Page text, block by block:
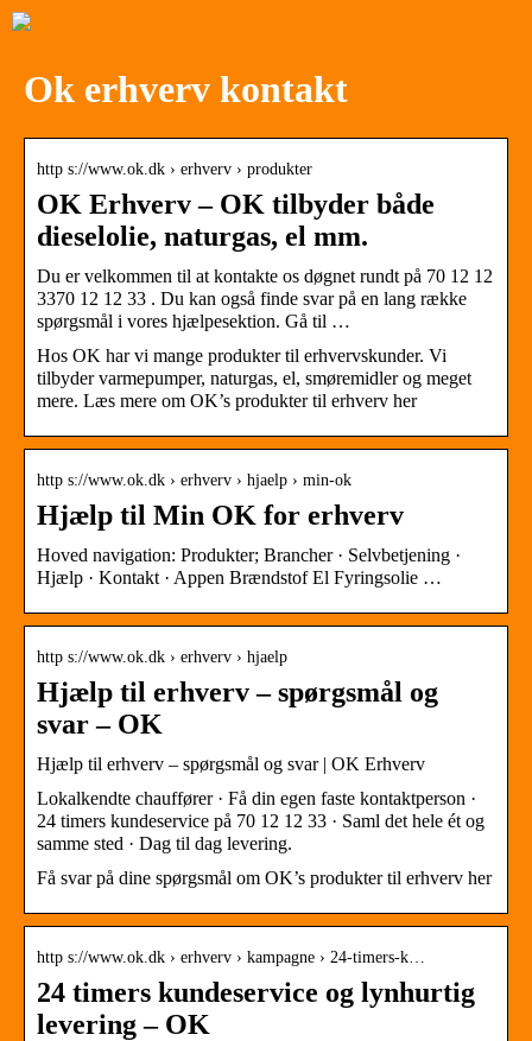
Ok erhverv kontakt
http s://www.ok.dk › erhverv › produkter
OK Erhverv – OK tilbyder både
dieselolie, naturgas, el mm.
Du er velkommen til at kontakte os døgnet rundt på 70 12 12
3370 12 12 33 . Du kan også finde svar på en lang række
spørgsmål i vores hjælpesektion. Gå til …
Hos OK har vi mange produkter til erhvervskunder. Vi
tilbyder varmepumper, naturgas, el, smøremidler og meget
mere. Læs mere om OK’s produkter til erhverv her
http s://www.ok.dk › erhverv › hjaelp › min-ok
Hjælp til Min OK for erhverv
Hoved navigation: Produkter; Brancher · Selvbetjening ·
Hjælp · Kontakt · Appen Brændstof El Fyringsolie …
http s://www.ok.dk › erhverv › hjaelp
Hjælp til erhverv – spørgsmål og
svar – OK
Hjælp til erhverv – spørgsmål og svar | OK Erhverv
Lokalkendte chauffører · Få din egen faste kontaktperson ·
24 timers kundeservice på 70 12 12 33 · Saml det hele ét og
samme sted · Dag til dag levering.
Få svar på dine spørgsmål om OK’s produkter til erhverv her
http s://www.ok.dk › erhverv › kampagne › 24-timers-k…
24 timers kundeservice og lynhurtig
levering – OK